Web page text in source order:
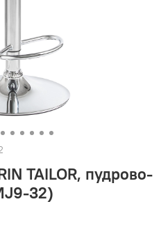
TAILOR, пудрово-
32)